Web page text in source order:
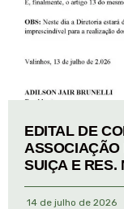
EDITAL DE
ASSOCIAÇÃO
SUIÇA E RES.
14 de julho de 2026